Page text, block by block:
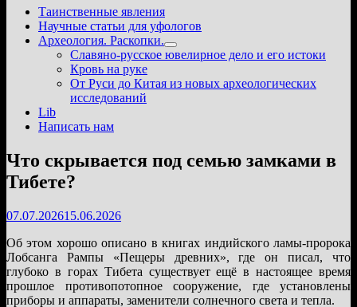
Таинственные явления
Научные статьи для уфологов
Археология. Раскопки.
Показать
подменю
Славяно-русское ювелирное дело и его истоки
Кровь на руке
От Руси до Китая из новых археологических
исследований
Lib
Написать нам
Что скрывается под семью замками в
Тибете?
07.07.202615.06.2026
Об этом хорошо описано в книгах индийского ламы-пророка
Лобсанга Рампы «Пещеры древних», где он писал, что
глубоко в горах Тибета существует ещё в настоящее время
прошлое противопотопное сооружение, где установлены
приборы и аппараты, заменители солнечного света и тепла.